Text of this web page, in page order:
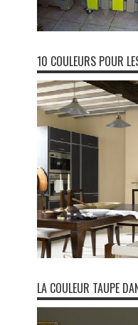
10 COULEURS POUR
LA COULEUR TAUPE